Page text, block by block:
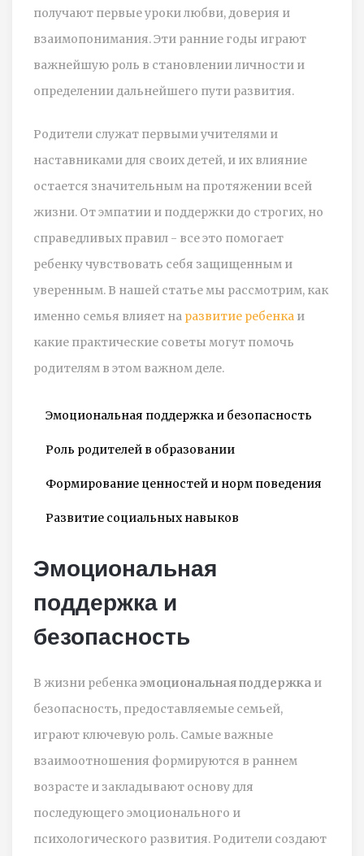
получают первые уроки любви, доверия и
взаимопонимания. Эти ранние годы играют
важнейшую роль в становлении личности и
определении дальнейшего пути развития.
Родители служат первыми учителями и
наставниками для своих детей, и их влияние
остается значительным на протяжении всей
жизни. От эмпатии и поддержки до строгих, но
справедливых правил - все это помогает
ребенку чувствовать себя защищенным и
уверенным. В нашей статье мы рассмотрим, как
именно семья влияет на развитие ребенка и
какие практические советы могут помочь
родителям в этом важном деле.
Эмоциональная поддержка и безопасность
Роль родителей в образовании
Формирование ценностей и норм поведения
Развитие социальных навыков
Эмоциональная
поддержка и
безопасность
В жизни ребенкаэмоциональная поддержка и
безопасность, предоставляемые семьей,
играют ключевую роль. Самые важные
взаимоотношения формируются в раннем
возрасте и закладывают основу для
последующего эмоционального и
психологического развития. Родители создают